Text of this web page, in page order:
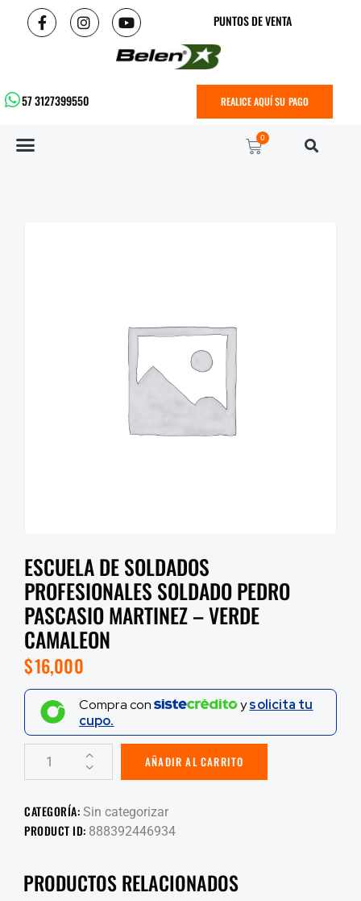
PUNTOS DE VENTA
57 3127399550 REALICE AQUÍ SU PAGO
0
ESCUELA DE SOLDADOS
PROFESIONALES SOLDADO PEDRO
PASCASIO MARTINEZ – VERDE
CAMALEON
$16,000
Compra con ysolicita tu
cupo.
AÑADIR AL CARRITO
CATEGORÍA: Sin categorizar
PRODUCT ID: 888392446934
PRODUCTOS RELACIONADOS